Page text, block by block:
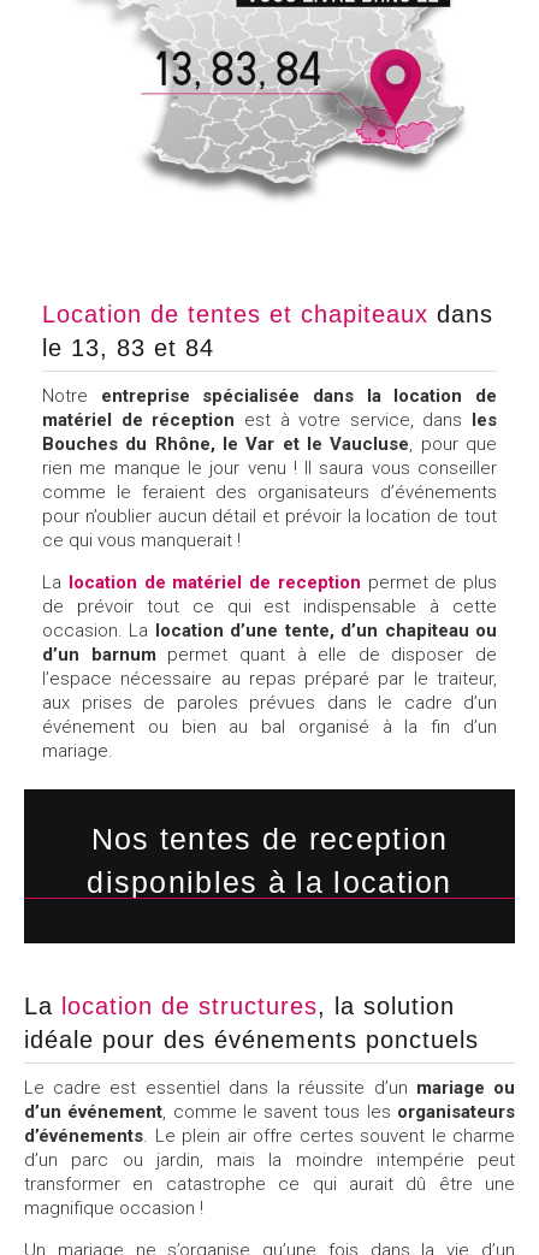
Location de tentes et chapiteaux dans
le 13, 83 et 84
Notre entreprise spécialisée dans la location de
matériel de réception est à votre service, dans les
Bouches du Rhône, le Var et le Vaucluse , pour que
rien me manque le jour venu ! Il saura vous conseiller
comme le feraient des organisateurs d’événements
pour n’oublier aucun détail et prévoir la location de tout
ce qui vous manquerait !
La location de matériel de reception permet de plus
de prévoir tout ce qui est indispensable à cette
occasion. La location d’une tente, d’un chapiteau ou
d’un barnum permet quant à elle de disposer de
l’espace nécessaire au repas préparé par le traiteur,
aux prises de paroles prévues dans le cadre d’un
événement ou bien au bal organisé à la fin d’un
mariage.
Nos tentes de reception
disponibles à la location
La location de structures, la solution
idéale pour des événements ponctuels
Le cadre est essentiel dans la réussite d’un mariage ou
d’un événement, comme le savent tous les organisateurs
d’événements. Le plein air offre certes souvent le charme
d’un parc ou jardin, mais la moindre intempérie peut
transformer en catastrophe ce qui aurait dû être une
magnifique occasion !
Un mariage ne s’organise qu’une fois dans la vie d’un